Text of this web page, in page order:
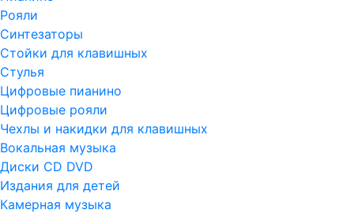
Рояли
Синтезаторы
Стойки для клавишных
Стулья
Цифровые пианино
Цифровые рояли
Чехлы и накидки для клавишных
Вокальная музыка
Диски CD DVD
Издания для детей
Камерная музыка